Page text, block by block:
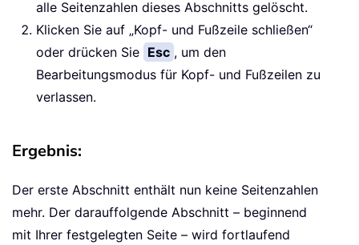
alle Seitenzahlen dieses Abschnitts gelöscht.
Klicken Sie auf „Kopf- und Fußzeile schließen“
oder drücken Sie Esc , um den
Bearbeitungsmodus für Kopf- und Fußzeilen zu
verlassen.
Ergebnis:
Der erste Abschnitt enthält nun keine Seitenzahlen
mehr. Der darauffolgende Abschnitt – beginnend
mit Ihrer festgelegten Seite – wird fortlaufend